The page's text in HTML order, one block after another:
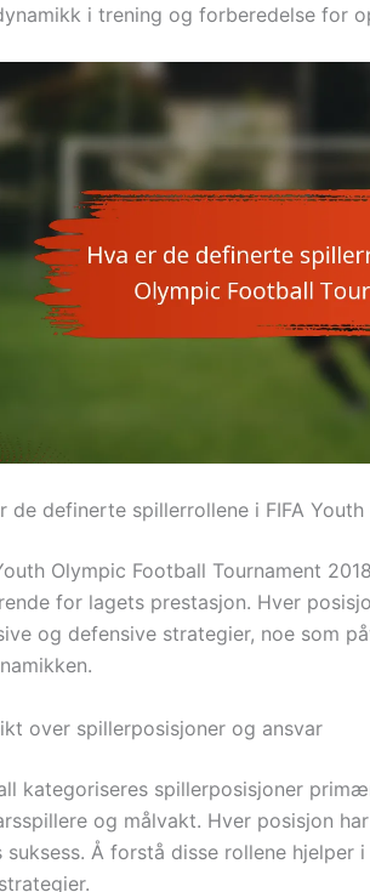
i trening og forberedelse for
de definerte spillerrollene i FIFA
Olympic Football Tournament
for lagets prestasjon. Hver
og defensive strategier, noe som
over spillerposisjoner og ansvar
kategoriseres spillerposisjoner
og målvakt. Hver posisjon
suksess. Å forstå disse rollene hjelper